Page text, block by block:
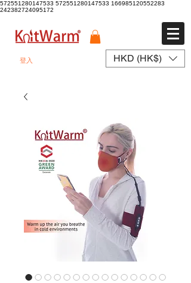
572551280147533 572551280147533 166985120552283
242382724095172
登入 HKD (HK$)